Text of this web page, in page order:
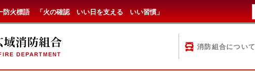
防火標語 「火の確認 いい日を支える いい習慣」
消防組合について